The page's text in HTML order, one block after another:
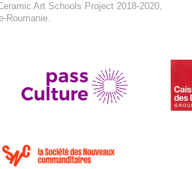
Art Schools Project 2018-2020,
Roumanie.